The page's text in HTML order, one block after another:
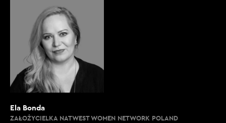
Ela Bonda
ZAŁOŻYCIELKA NATWEST WOMEN NETWORK POLAND